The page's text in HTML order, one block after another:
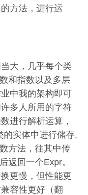
方法，进行运
大，几乎每个类
和指数以及多层
中我的架构即可
多人所用的字符
进行解析运算，
的实体中进行储存,
方法，往其中传
返回一个Expr。
更慢，但性能更
容性更好（翻